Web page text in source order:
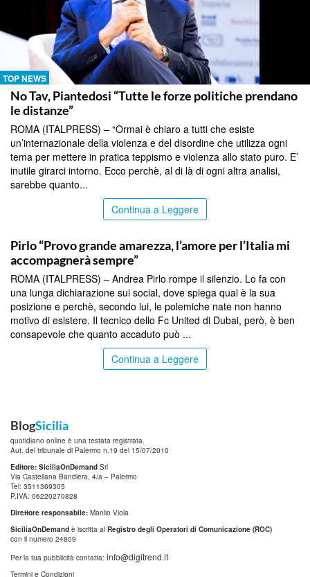
TOP NEWS
No Tav, Piantedosi “Tutte le forze politiche prendano
le distanze”
ROMA (ITALPRESS) – “Ormai è chiaro a tutti che esiste
un’internazionale della violenza e del disordine che utilizza ogni
tema per mettere in pratica teppismo e violenza allo stato puro. E’
inutile girarci intorno. Ecco perchè, al di là di ogni altra analisi,
sarebbe quanto...
Continua a Leggere
Pirlo “Provo grande amarezza, l’amore per l’Italia mi
accompagnerà sempre”
ROMA (ITALPRESS) – Andrea Pirlo rompe il silenzio. Lo fa con
una lunga dichiarazione sui social, dove spiega qual è la sua
posizione e perchè, secondo lui, le polemiche nate non hanno
motivo di esistere. Il tecnico dello Fc United di Dubai, però, è ben
consapevole che quanto accaduto può ...
Continua a Leggere
BlogSicilia
quotidiano online è una testata registrata.
Aut. del tribunale di Palermo n.19 del 15/07/2010
Editore: SiciliaOnDemand Srl
Via Castellana Bandiera, 4/a – Palermo
Tel: 3511369305
P.IVA: 06220270828
Direttore responsabile: Manlio Viola
SiciliaOnDemand è iscritta al Registro degli Operatori di Comunicazione (ROC)
con il numero 24809
Per la tua pubblicità contatta: info@digitrend.it
Termini e Condizioni